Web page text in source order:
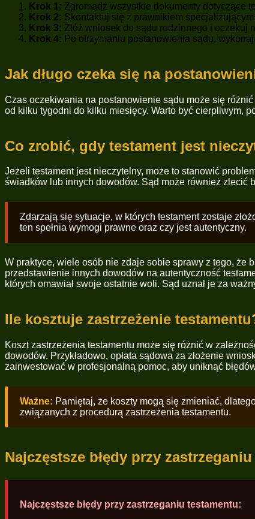
Krok 1: Zgromadź wszystkie dokumenty dotyczące
Krok 2: Skontaktuj się z prawnikiem
Krok 3: Złóż wniosek do sądu rodzinnego i oczekuj
Krok 4: Po otrzymaniu postanowienia sądu,
Jak długo czeka się na
Czas oczekiwania na postanowienie sądu może się
od kilku tygodni do kilku miesięcy. Warto być cierpliwym,
Co zrobić, gdy testament jest
Jeżeli testament jest nieczytelny, może to stanowić
świadków lub innych dowodów. Sąd może również zlecić
Zdarzają się sytuacje, w których testament zostaje
ten spełnia wymogi prawne oraz czy jest autentyczny.
W praktyce, wiele osób nie zdaje sobie sprawy z tego, że
przedstawienie innych dowodów na autentyczność
których omawiał swoje ostatnie woli. Sąd uznał je za
Ile kosztuje zastrzeżenie
Koszt zastrzeżenia testamentu może się różnić w
dowodów. Przykładowo, opłata sądowa za złożenie
zainwestować w profesjonalną pomoc, aby uniknąć
Ważne: Pamiętaj, że koszty mogą się zmieniać,
związanych z procedurą zastrzeżenia testamentu.
Najczęstsze błędy przy
Najczęstsze błędy przy zastrzeganiu testamentu: